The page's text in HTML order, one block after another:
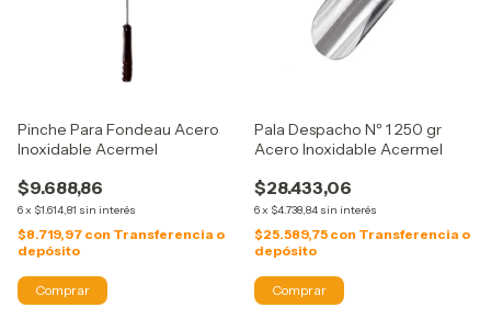
Pinche Para Fondeau Acero
Inoxidable Acermel
$9.688,86
6x $1.614,81 sin interés
$8.719,97 con Transferencia o
depósito
Pala Despacho Nº 1 250 gr
Acero Inoxidable Acermel
$28.433,06
6x $4.738,84 sin interés
$25.589,75 con Transferencia o
depósito